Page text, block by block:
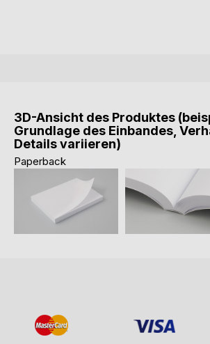
3D-Ansicht des Produktes
Grundlage des Einbandes,
Details variieren)
Paperback